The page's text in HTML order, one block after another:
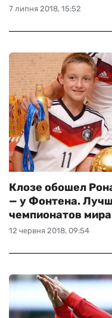
7 липня 2018, 15:52
12 червня 2018, 09:54
Клозе обошел
— у Фонтена.
чемпионатов мира